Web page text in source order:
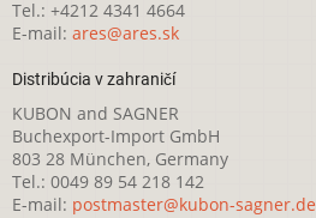
Tel.: +4212 4341 4664
E-mail: ares@ares.sk
Distribúcia v zahraničí
KUBON and SAGNER
Buchexport-Import GmbH
803 28 München, Germany
Tel.: 0049 89 54 218 142
E-mail: postmaster@kubon-sagner.de